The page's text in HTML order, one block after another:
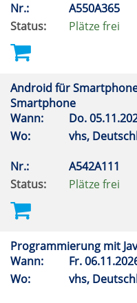
Nr.:
A550A365
Status:
Plätze frei
Android für
Smartphone
Wann:
Do.
Wo:
vhs,
Nr.:
A542A111
Status:
Plätze frei
Programmierung mit
Wann:
Fr.
Wo:
vhs,